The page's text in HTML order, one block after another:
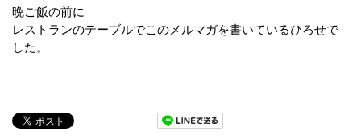
晩ご飯の前に
レストランのテーブルでこのメルマガを書いているひろせで
した。